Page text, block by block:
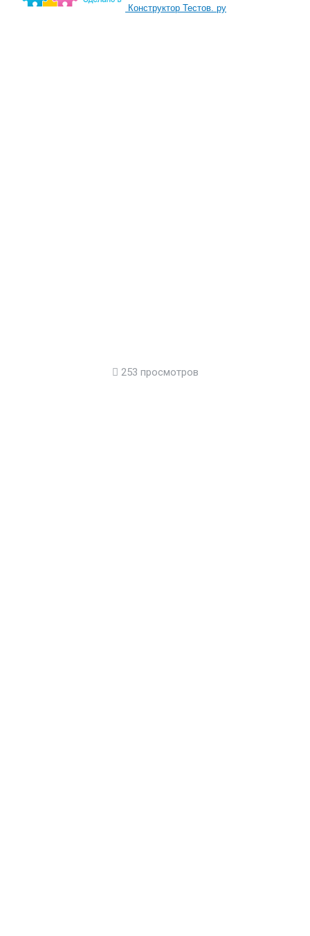
Конструктор Тестов. ру
253 просмотров